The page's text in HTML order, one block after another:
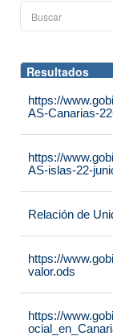
Resultados
https://
AS-Canarias-
https://
AS-islas-22-
Relación de
https://
valor.ods
https://